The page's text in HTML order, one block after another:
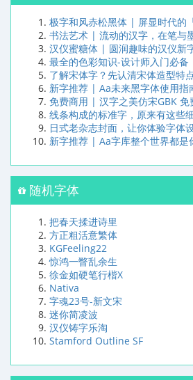
极字和风赤松黑体 | 屏显时代的
书法艺术 | 流动的汉字，在笔与
汉仪蜜糖体 | 圆润趣味的汉仪新
最全的色彩知识-设计师入门必备
了解宋体字？先认清宋体造型特
新字推荐 | Aa未来黑字体使用指
免费商用 | 汉字之美仿宋GBK 免
线条构成的标准字，原来有这些
日式老杂志封面，让你体验字体
新字推荐 | Aa字库整个世界都是
随机字体
把春天揉进诗里
方正粗活意繁体
KGFeeling22
惊鸿一瞥乱余生
徐金如硬笔行楷X
Nativa
字魂23号-新文宋
迷你简凌波
汉仪铸字乐淘
Stamford Outline SF